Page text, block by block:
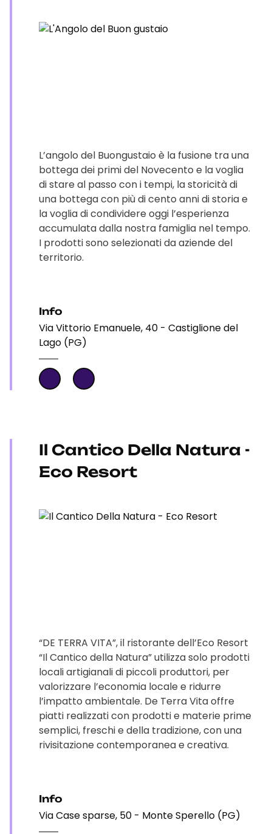
L’angolo del Buongustaio è la fusione tra una
bottega dei primi del Novecento e la voglia
di stare al passo con i tempi, la storicità di
una bottega con più di cento anni di storia e
la voglia di condividere oggi l’esperienza
accumulata dalla nostra famiglia nel tempo.
I prodotti sono selezionati da aziende del
territorio.
Info
Via Vittorio Emanuele, 40 - Castiglione del
Lago (PG)
Il Cantico Della Natura -
Eco Resort
“DE TERRA VITA”, il ristorante dell’Eco Resort
“Il Cantico della Natura” utilizza solo prodotti
locali artigianali di piccoli produttori, per
valorizzare l’economia locale e ridurre
l’impatto ambientale. De Terra Vita offre
piatti realizzati con prodotti e materie prime
semplici, freschi e della tradizione, con una
rivisitazione contemporanea e creativa.
Info
Via Case sparse, 50 - Monte Sperello (PG)